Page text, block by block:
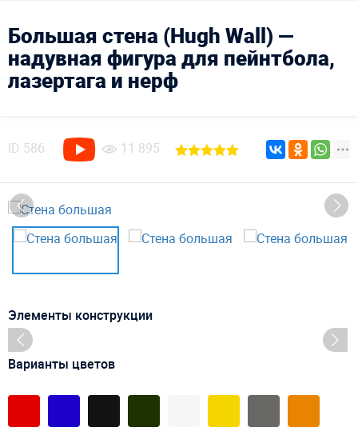
Большая стена (Hugh Wall) —
надувная фигура для пейнтбола,
лазертага и нерф
ID 586 11 895
Элементы конструкции
Варианты цветов